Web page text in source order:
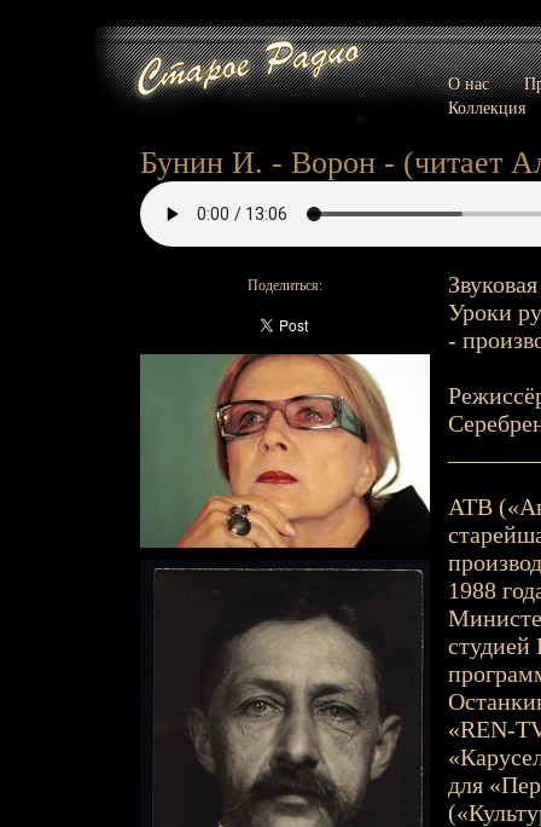
О нас
Коллекция
Бунин И. - Ворон - (читает
Поделиться:
Уроки
-
АТВ
1988
студией
«REN-
для